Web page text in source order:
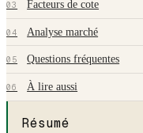
03 Facteurs de cote
04 Analyse marché
05 Questions fréquentes
06 À lire aussi
Résumé